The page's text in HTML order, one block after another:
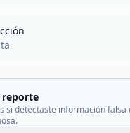
reporte
si detectaste información falsa